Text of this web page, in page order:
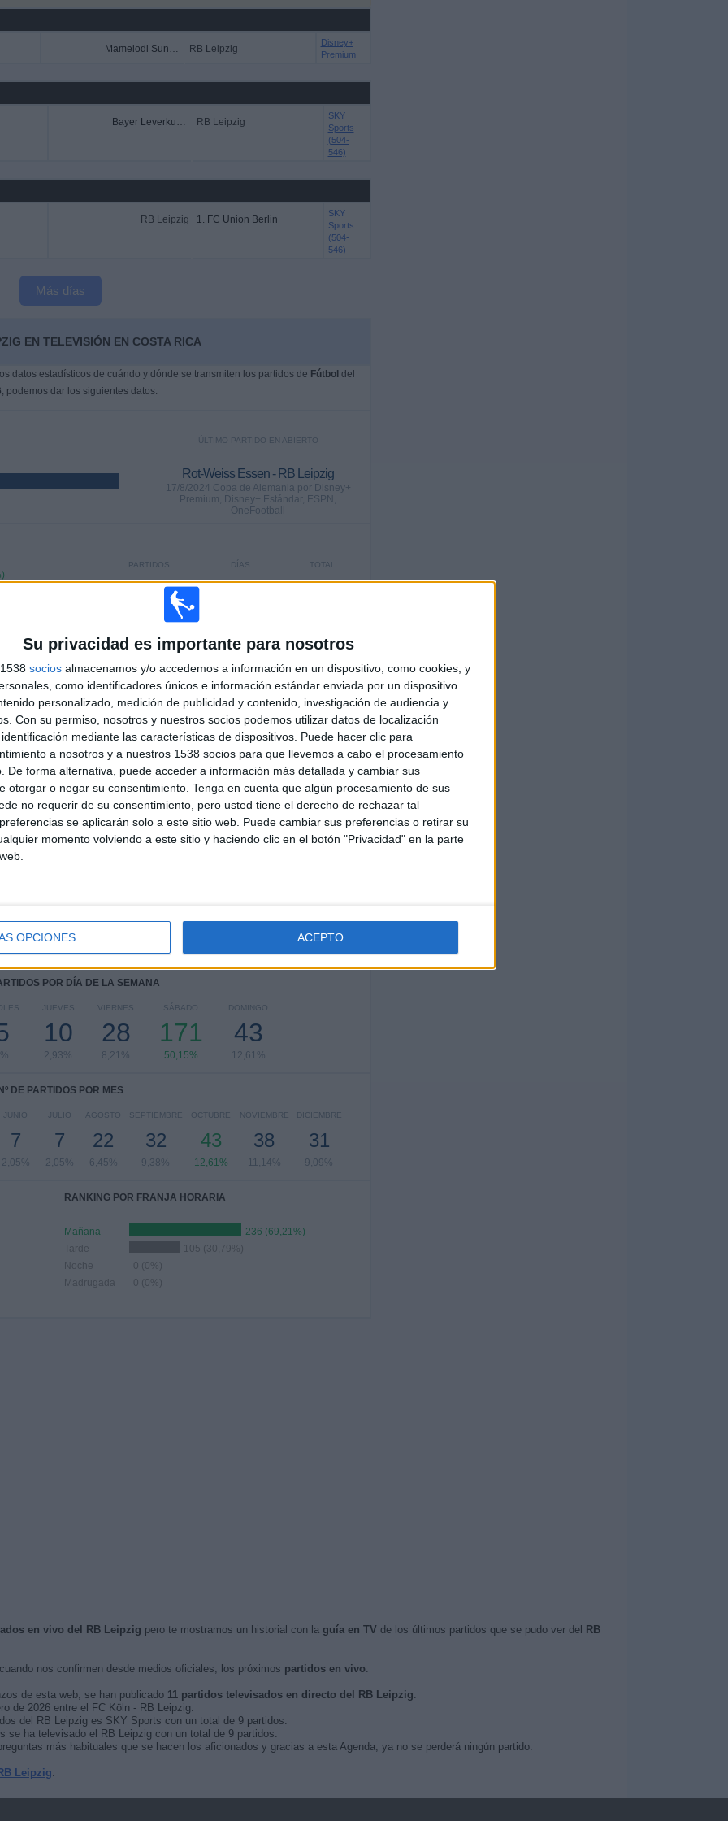
Su privacidad es importante para nosotros
socios almacenamos y/o accedemos a información en un dispositivo, como cookies, y
como identificadores únicos e información estándar enviada por un dispositivo
personalizado, medición de publicidad y contenido, investigación de audiencia y
Con su permiso, nosotros y nuestros socios podemos utilizar datos de localización
mediante las características de dispositivos. Puede hacer clic para
a nosotros y a nuestros 1538 socios para que llevemos a cabo el procesamiento
De forma alternativa, puede acceder a información más detallada y cambiar sus
otorgar o negar su consentimiento. Tenga en cuenta que algún procesamiento de sus
no requerir de su consentimiento, pero usted tiene el derecho de rechazar tal
se aplicarán solo a este sitio web. Puede cambiar sus preferencias o retirar su
momento volviendo a este sitio y haciendo clic en el botón "Privacidad" en la parte
OPCIONES ACEPTO
Mamelodi Sundowns RB Leipzig
Disney+
Premium
Bayer Leverkusen RB Leipzig
SKY
Sports
(504-
546)
RB Leipzig 1. FC Union Berlin
SKY
Sports
(504-
546)
Más días
EN TELEVISIÓN EN COSTA RICA
datos estadísticos de cuándo y dónde se transmiten los partidos de Fútbol del
, podemos dar los siguientes datos:
ÚLTIMO PARTIDO EN ABIERTO
Rot-Weiss Essen - RB Leipzig
17/8/2024 Copa de Alemania por Disney+
Premium, Disney+ Estándar, ESPN,
OneFootball
TOTAL
20
DÍAS
720
PARTIDOS
79
CONSECUTIVOS
DE PAGO
TOTAL
67
RIVALES
MÁXIMO
20
VS VfL
TOTAL
7
COMPETICIONES
RANKING POR COMPETICIONES
Bundesliga
242 (70,97%)
Ver ranking completo
POR DÍA DE LA SEMANA
JUEVES
10
2,93%
VIERNES
28
8,21%
SÁBADO
171
50,15%
DOMINGO
43
12,61%
Nº DE PARTIDOS POR MES
JUNIO
7
2,05%
JULIO
7
2,05%
AGOSTO
22
6,45%
SEPTIEMBRE
32
9,38%
OCTUBRE
43
12,61%
NOVIEMBRE
38
11,14%
DICIEMBRE
31
9,09%
RANKING POR FRANJA HORARIA
Mañana
236 (69,21%)
Tarde
105 (30,79%)
Noche
0 (0%)
Madrugada
0 (0%)
en vivo del RB Leipzig pero te mostramos un historial con la guía en TV de los últimos partidos que se pudo ver del
RB
cuando nos confirmen desde medios oficiales, los próximos partidos en vivo.
de esta web, se han publicado 11 partidos televisados en directo del RB Leipzig.
de 2026 entre el FC Köln - RB Leipzig.
del RB Leipzig es SKY Sports con un total de 9 partidos.
se ha televisado el RB Leipzig con un total de 9 partidos.
más habituales que se hacen los aficionados y gracias a esta Agenda, ya no se perderá ningún partido.
Leipzig.